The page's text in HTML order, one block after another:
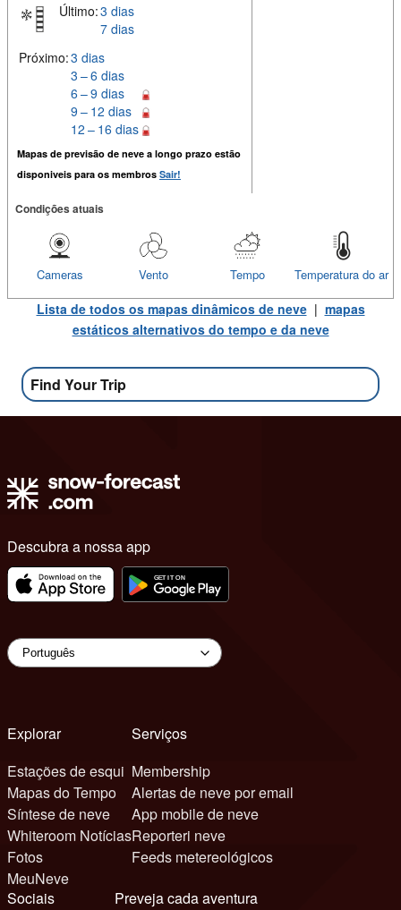
Último:3 dias
7 dias
Próximo:3 dias
3 – 6 dias
6 – 9 dias
9 – 12 dias
12 – 16 dias
Mapas de previsão de neve a longo prazo estão
disponiveis para os membros Sair!
Condições atuais
Temperatura do ar
Tempo
Vento
Cameras
Lista de todos os mapas dinâmicos de neve| mapas
estáticos alternativos do tempo e da neve
Find Your Trip
Descubra a nossa app
Explorar
Estações de esqui
Mapas do Tempo
Síntese de neve
Whiteroom Notícias
Fotos
MeuNeve
Serviços
Membership
Alertas de neve por email
App mobile de neve
Reporteri neve
Feeds metereológicos
Sociais
Preveja cada aventura